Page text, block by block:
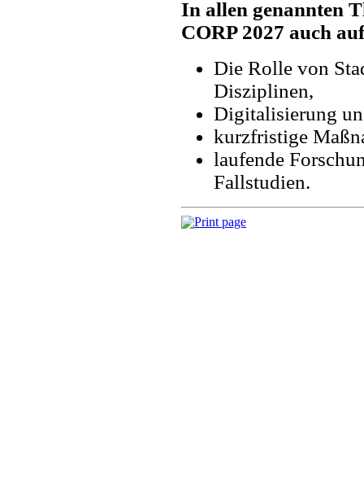
In allen genannten
CORP 2027 auch
Die Rolle von
Disziplinen,
Digitalisierung
kurzfristige
laufende
Fallstudien.
Print page